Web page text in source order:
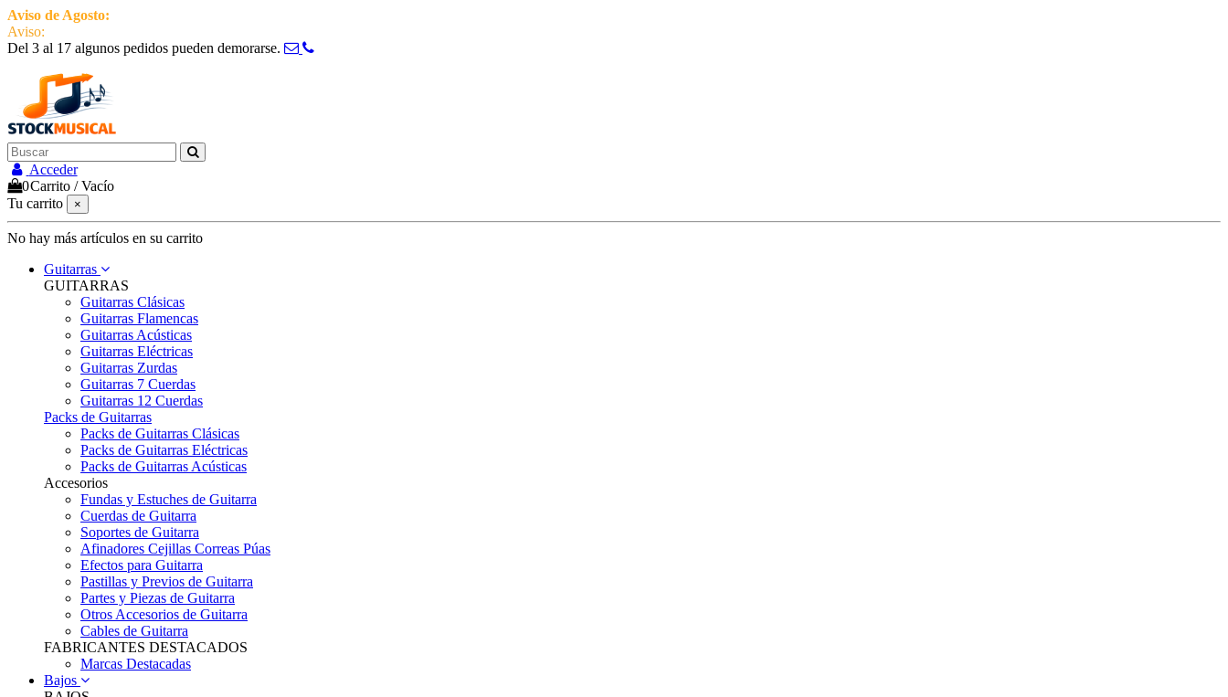
Aviso de Agosto:
Aviso:
Del 3 al 17 algunos pedidos pueden demorarse.
Acceder
0Carrito /Vacío
Tu carrito
×
No hay más artículos en su carrito
Guitarras
GUITARRAS
Guitarras Clásicas
Guitarras Flamencas
Guitarras Acústicas
Guitarras Eléctricas
Guitarras Zurdas
Guitarras 7 Cuerdas
Guitarras 12 Cuerdas
Packs de Guitarras
Packs de Guitarras Clásicas
Packs de Guitarras Eléctricas
Packs de Guitarras Acústicas
Accesorios
Fundas y Estuches de Guitarra
Cuerdas de Guitarra
Soportes de Guitarra
Afinadores Cejillas Correas Púas
Efectos para Guitarra
Pastillas y Previos de Guitarra
Partes y Piezas de Guitarra
Otros Accesorios de Guitarra
Cables de Guitarra
FABRICANTES DESTACADOS
Marcas Destacadas
Bajos